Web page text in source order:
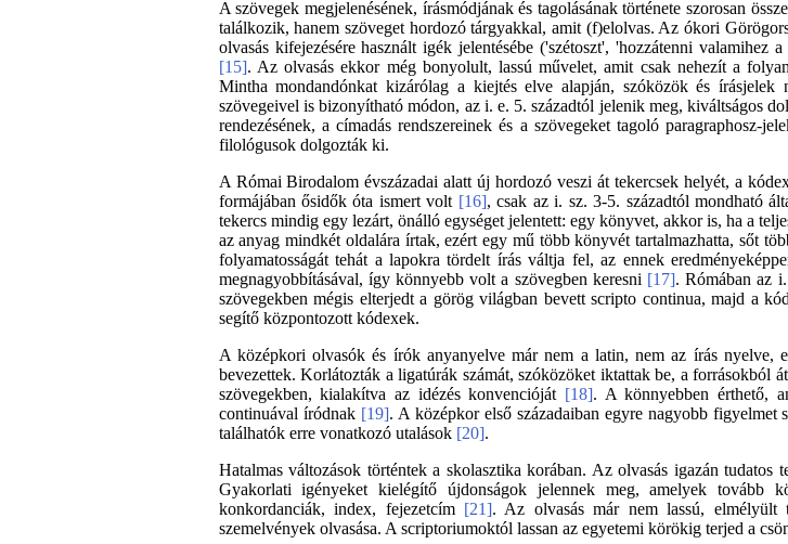
A szövegek megjelenésének, írásmódjának és tagolásának története szorosan
találkozik, hanem szöveget hordozó tárgyakkal, amit (f)elolvas. Az ókori
olvasás kifejezésére használt igék jelentésébe ('szétoszt', 'hozzátenni
[15]. Az olvasás ekkor még bonyolult, lassú művelet, amit csak nehezít a
Mintha mondandónkat kizárólag a kiejtés elve alapján, szóközök és
szövegeivel is bizonyítható módon, az i. e. 5. századtól jelenik meg, kiváltságos
rendezésének, a címadás rendszereinek és a szövegeket tagoló paragraphosz-
filológusok dolgozták ki.
A Római Birodalom évszázadai alatt új hordozó veszi át tekercsek helyét, a
formájában ősidők óta ismert volt [16], csak az i. sz. 3-5. századtól mondható
tekercs mindig egy lezárt, önálló egységet jelentett: egy könyvet, akkor is, ha a
az anyag mindkét oldalára írtak, ezért egy mű több könyvét tartalmazhatta, sőt
folyamatosságát tehát a lapokra tördelt írás váltja fel, az ennek
megnagyobbításával, így könnyebb volt a szövegben keresni [17]. Rómában az
szövegekben mégis elterjedt a görög világban bevett scripto continua, majd a
segítő központozott kódexek.
A középkori olvasók és írók anyanyelve már nem a latin, nem az írás nyelve,
bevezettek. Korlátozták a ligatúrák számát, szóközöket iktattak be, a forrásokból
szövegekben, kialakítva az idézés konvencióját [18]. A könnyebben érthető,
continuával íródnak [19]. A középkor első századaiban egyre nagyobb figyelmet
találhatók erre vonatkozó utalások [20].
Hatalmas változások történtek a skolasztika korában. Az olvasás igazán tudatos
Gyakorlati igényeket kielégítő újdonságok jelennek meg, amelyek tovább
konkordanciák, index, fejezetcím [21]. Az olvasás már nem lassú, elmélyült
szemelvények olvasása. A scriptoriumoktól lassan az egyetemi körökig terjed a